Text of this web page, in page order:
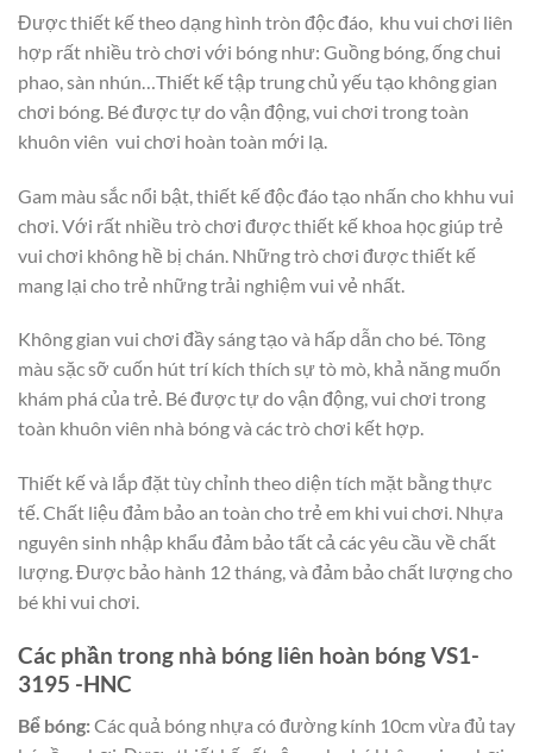
Được thiết kế theo dạng hình tròn độc đáo, khu vui chơi liên
hợp rất nhiều trò chơi với bóng như: Guồng bóng, ống chui
phao, sàn nhún…Thiết kế tập trung chủ yếu tạo không gian
chơi bóng. Bé được tự do vận động, vui chơi trong toàn
khuôn viên vui chơi hoàn toàn mới lạ.
Gam màu sắc nổi bật, thiết kế độc đáo tạo nhấn cho khhu vui
chơi. Với rất nhiều trò chơi được thiết kế khoa học giúp trẻ
vui chơi không hề bị chán. Những trò chơi được thiết kế
mang lại cho trẻ những trải nghiệm vui vẻ nhất.
Không gian vui chơi đầy sáng tạo và hấp dẫn cho bé. Tông
màu sặc sỡ cuốn hút trí kích thích sự tò mò, khả năng muốn
khám phá của trẻ. Bé được tự do vận động, vui chơi trong
toàn khuôn viên nhà bóng và các trò chơi kết hợp.
Thiết kế và lắp đặt tùy chỉnh theo diện tích mặt bằng thực
tế. Chất liệu đảm bảo an toàn cho trẻ em khi vui chơi. Nhựa
nguyên sinh nhập khẩu đảm bảo tất cả các yêu cầu về chất
lượng. Được bảo hành 12 tháng, và đảm bảo chất lượng cho
bé khi vui chơi.
Các phần trong nhà bóng liên hoàn bóng VS1-
3195 -HNC
Bể bóng:Các quả bóng nhựa có đường kính 10cm vừa đủ tay